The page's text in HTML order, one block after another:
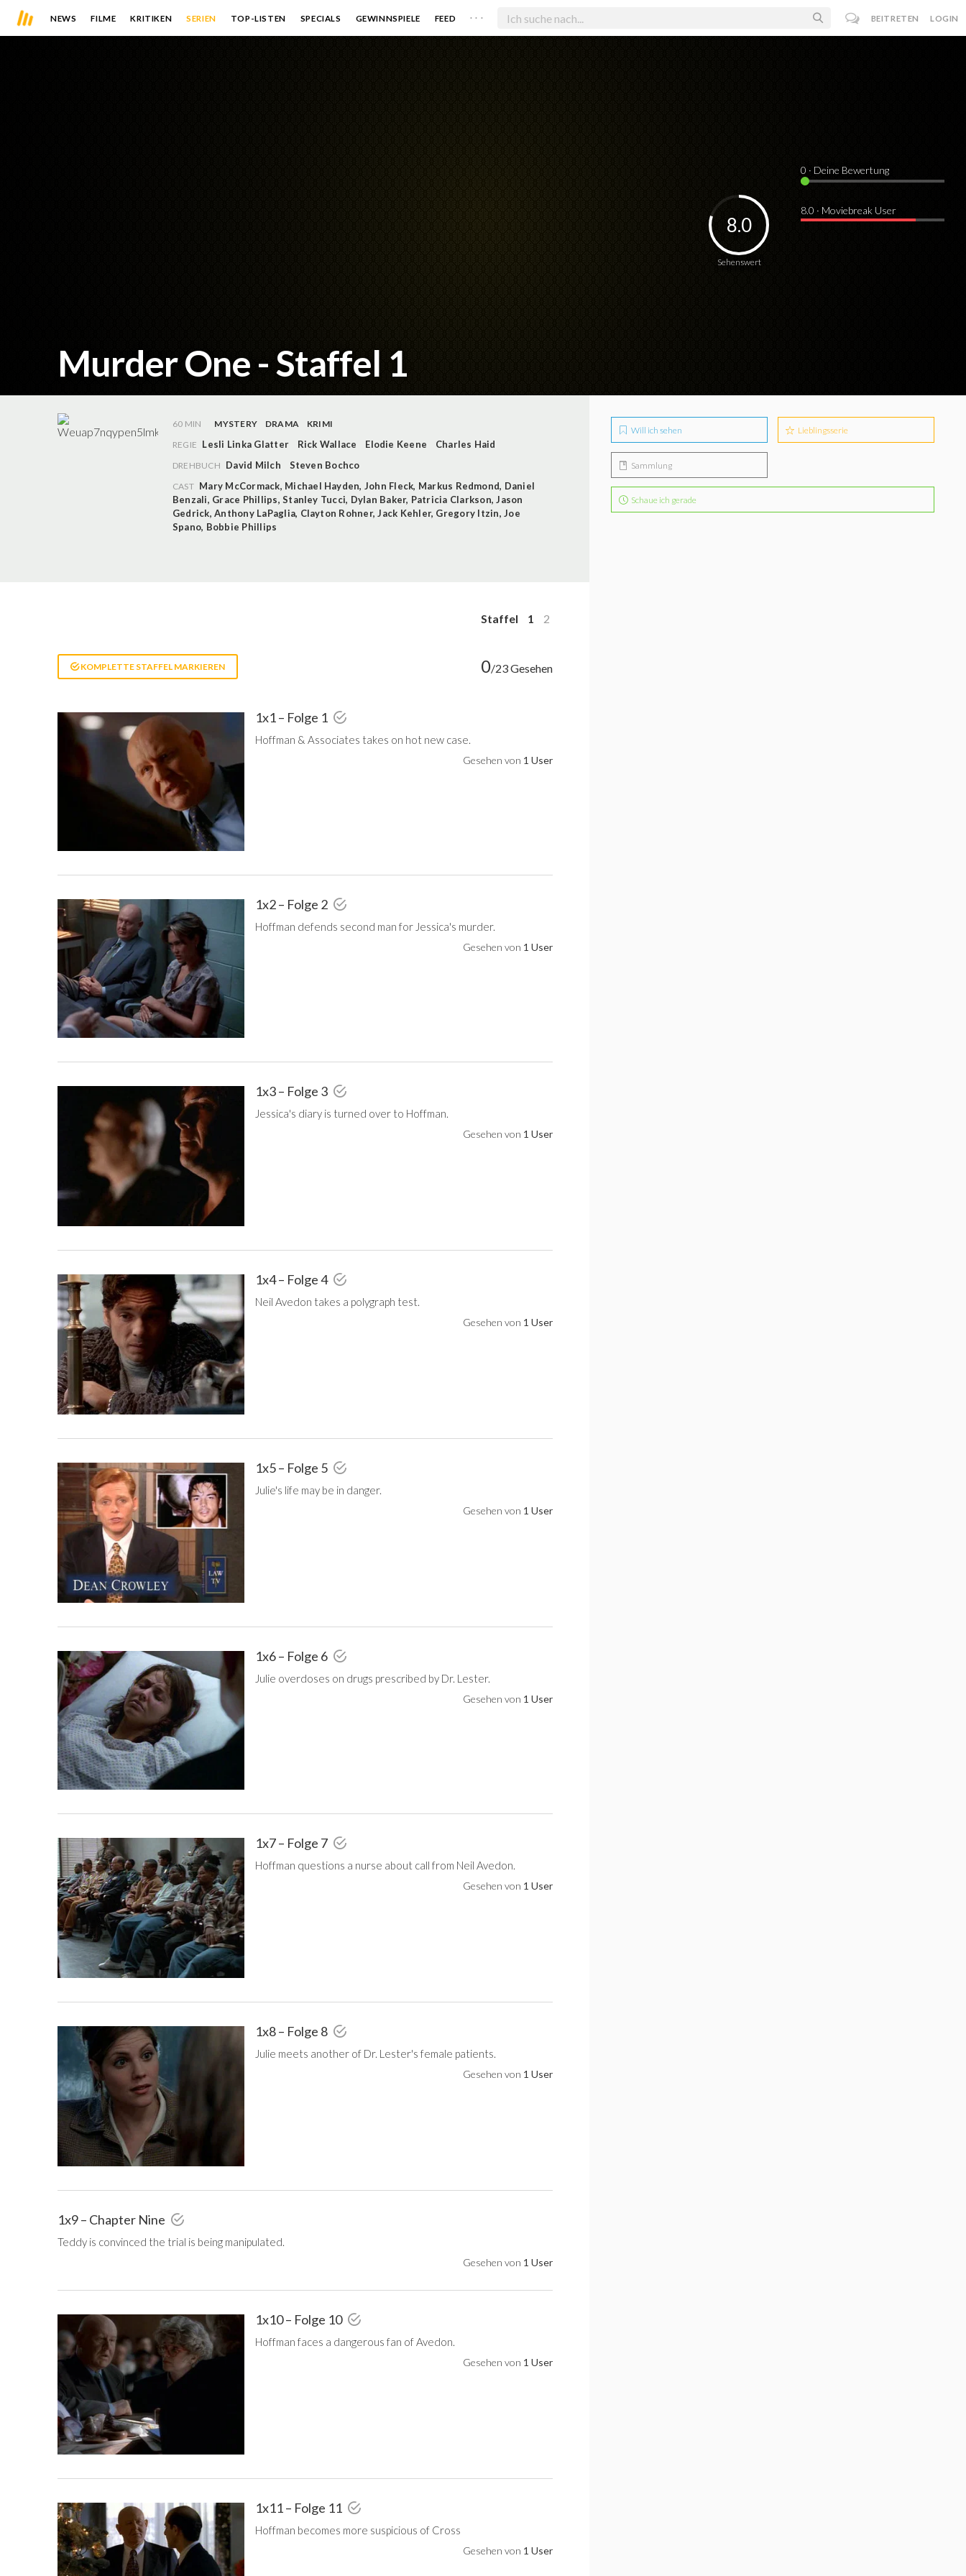
NEWS FILME KRITIKEN SERIEN TOP-LISTEN SPECIALS GEWINNSPIELE FEED . . . BEITRETEN LOGIN
Murder One - Staffel 1
Sehenswert
8.0
0 · Deine Bewertung
8.0 · Moviebreak User
60 MIN MYSTERY DRAMA
KRIMI
REGIE Lesli Linka Glatter Rick Wallace Elodie Keene Charles Haid
DREHBUCH David Milch Steven Bochco
CAST Mary McCormack, Michael Hayden, John Fleck, Markus Redmond, Daniel
Benzali, Grace Phillips,Stanley Tucci, Dylan Baker, Patricia Clarkson,Jason
Gedrick,Anthony LaPaglia, Clayton Rohner,Jack Kehler, Gregory Itzin,Joe
Spano, Bobbie Phillips
Staffel 1 2
KOMPLETTE STAFFEL MARKIEREN 0/23 Gesehen
1x1 – Folge 1
Hoffman & Associates takes on hot new case.
Gesehen von 1 User
1x2 – Folge 2
Hoffman defends second man for Jessica's murder.
Gesehen von 1 User
1x3 – Folge 3
Jessica's diary is turned over to Hoffman.
Gesehen von 1 User
1x4 – Folge 4
Neil Avedon takes a polygraph test.
Gesehen von 1 User
1x5 – Folge 5
Julie's life may be in danger.
Gesehen von 1 User
1x6 – Folge 6
Julie overdoses on drugs prescribed by Dr. Lester.
Gesehen von 1 User
1x7 – Folge 7
Hoffman questions a nurse about call from Neil Avedon.
Gesehen von 1 User
1x8 – Folge 8
Julie meets another of Dr. Lester's female patients.
Gesehen von 1 User
1x9 – Chapter Nine
Teddy is convinced the trial is being manipulated.
Gesehen von 1 User
1x10 – Folge 10
Hoffman faces a dangerous fan of Avedon.
Gesehen von 1 User
1x11 – Folge 11
Hoffman becomes more suspicious of Cross
Gesehen von 1 User
Will ich sehen Lieblingsserie
Sammlung
Schaue ich gerade